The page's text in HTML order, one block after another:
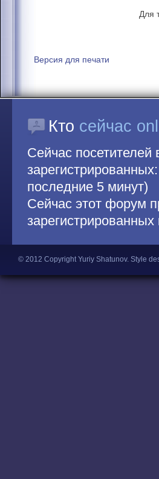
Для
Версия для печати
Кто сейчас
Сейчас
последние 5 минут)
Сейчас этот форум
зарегистрированных
© 2012 Copyright Yuriy Shatunov. Style